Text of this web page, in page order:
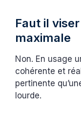
Faut il
maximale
Non. En usage
cohérente et
pertinente
lourde.